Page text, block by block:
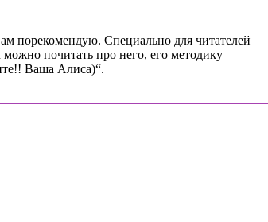
порекомендую. Специально для читателей
можно почитать про него, его методику
Ваша Алиса)“.